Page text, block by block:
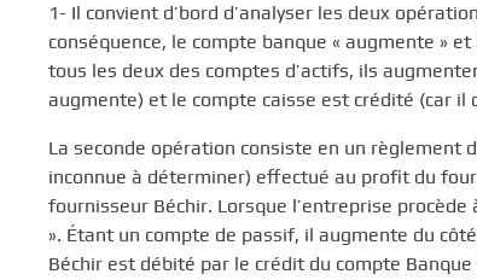
1- Il convient d’bord d’analyser les deux
conséquence, le compte banque « augmente »
tous les deux des comptes d’actifs, ils
augmente) et le compte caisse est crédité (car il
La seconde opération consiste en un règlement
inconnue à déterminer) effectué au profit du
fournisseur Béchir. Lorsque l’entreprise
». Étant un compte de passif, il augmente du
Béchir est débité par le crédit du compte